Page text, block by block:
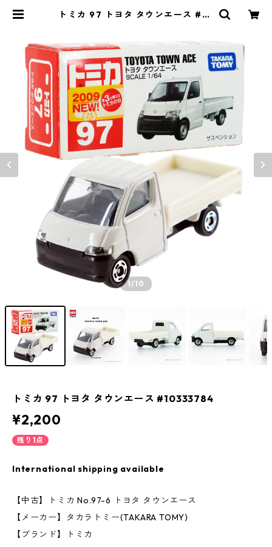
トミカ 97 トヨタ タウンエース #10
1/10
トミカ 97 トヨタ タウンエース #10333784
¥2,200
残り1点
International shipping available
【中古】トミカ No.97-6 トヨタ タウンエース
【メーカー】タカラトミー(TAKARA TOMY)
【ブランド】トミカ